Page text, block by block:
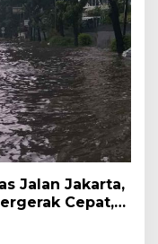
Jalan Jakarta,
Cepat,
Secara